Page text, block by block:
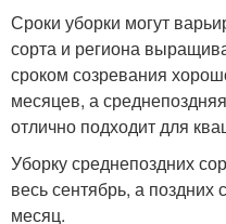
Сроки уборки могут
сорта и региона
сроком созревания
месяцев, а
отлично подходит для
Уборку среднепоздних
весь сентябрь, а поздних
месяц.